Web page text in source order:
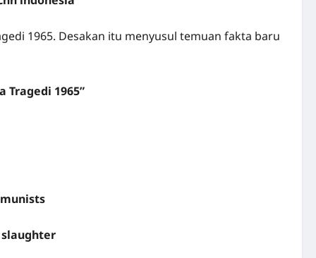
1965. Desakan itu menyusul temuan fakta baru
Tragedi 1965”